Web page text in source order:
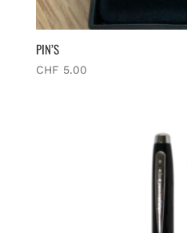
PIN’S
CHF 5.00